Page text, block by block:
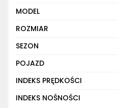
MODEL
ROZMIAR
SEZON
POJAZD
INDEKS PRĘDKOŚCI
INDEKS NOŚNOŚCI